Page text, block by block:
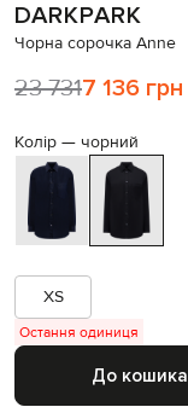
DARKPARK
Чорна сорочка Annе
23 7317 136 грн
Колір — чорний
XS
Остання одиниця
До кошика